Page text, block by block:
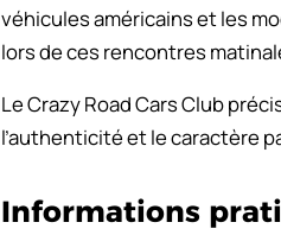
véhicules américains et les
lors de ces rencontres
Le Crazy Road Cars Club
l’authenticité et le caractère
Informations